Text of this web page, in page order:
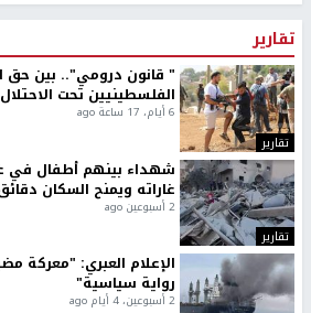
تقارير
تقارير
" قانون درومي".. بين حق
الفلسطينيين تحت الاحتلال
6 أيام، 17 ساعة ago
تقارير
شهداء بينهم أطفال في
غاراته ويمنح السكان
2 أسبوعين ago
الإعلام العبري: "معركة
رواية سياسية"
2 أسبوعين، 4 أيام ago